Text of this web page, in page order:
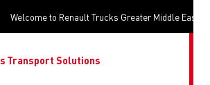
Welcome to Renault Trucks Greater Middle
Transport Solutions